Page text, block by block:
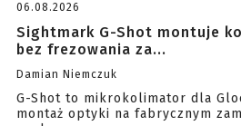
06.08.2026
Sightmark G-Shot montuje
bez frezowania za...
Damian Niemczuk
G-Shot to mikrokolimator dla
montaż optyki na fabrycznym